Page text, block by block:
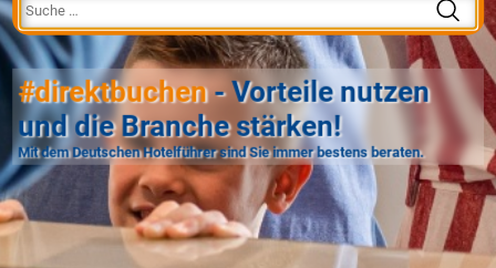
#direktbuchen- Vorteile nutzen
und die Branche stärken!
Mit dem Deutschen Hotelführer sind Sie immer bestens beraten.